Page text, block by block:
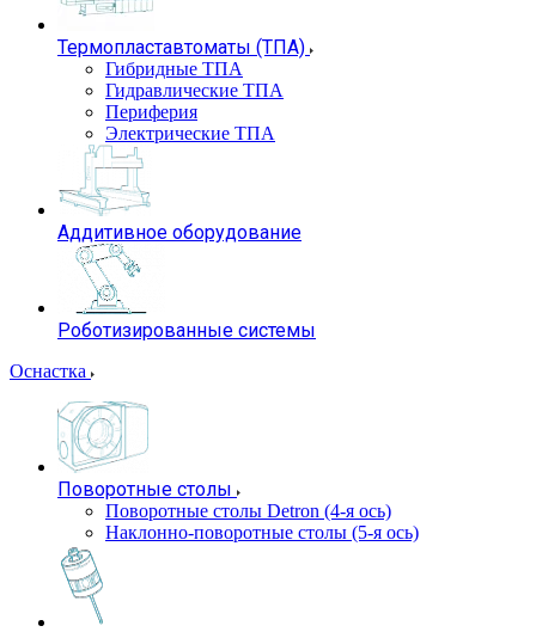
Термопластавтоматы (ТПА)
Гибридные ТПА
Гидравлические ТПА
Периферия
Электрические ТПА
Аддитивное оборудование
Роботизированные системы
Оснастка
Поворотные столы
Поворотные столы Detron (4-я ось)
Наклонно-поворотные столы (5-я ось)